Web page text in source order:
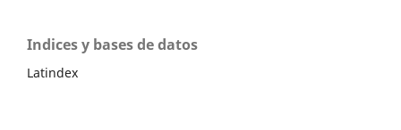
Indices y bases de datos
Latindex